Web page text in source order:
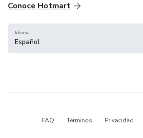
Conoce Hotmart
Idioma
Español
FAQ Términos Privacidad